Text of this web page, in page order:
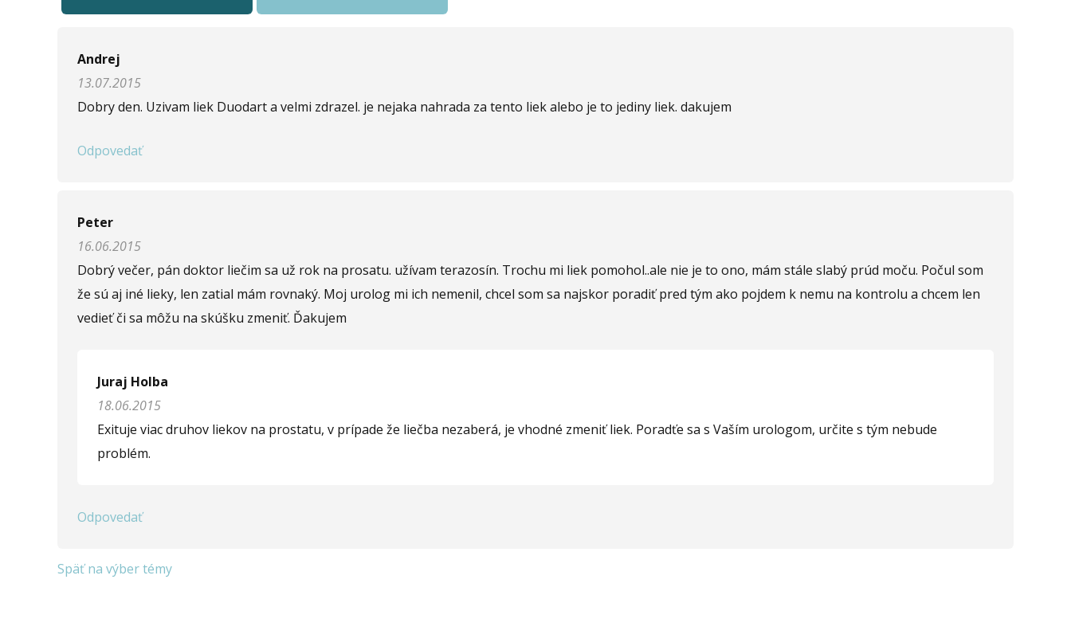
Napíšte otázku
Meno (* )
Komentár (
Andrej
13.07.2015
Dobry den. Uzivam liek Duodart a velmi zdrazel. je nejaka nahrada za tento liek alebo je to jediny liek. dakujem
Odpovedať
Peter
16.06.2015
Dobrý večer, pán doktor liečim sa už rok na prosatu. užívam terazosín. Trochu mi liek pomohol..ale nie je to ono, mám stále slabý prúd moču. Počul som
že sú aj iné lieky, len zatial mám rovnaký. Moj urolog mi ich nemenil, chcel som sa najskor poradiť pred tým ako pojdem k nemu na kontrolu a chcem len
vedieť či sa môžu na skúšku zmeniť. Ďakujem
Juraj Holba
18.06.2015
Exituje viac druhov liekov na prostatu, v prípade že liečba nezaberá, je vhodné zmeniť liek. Poradťe sa s Vaším urologom, určite s tým nebude
problém.
Odpovedať
Späť na výber témy